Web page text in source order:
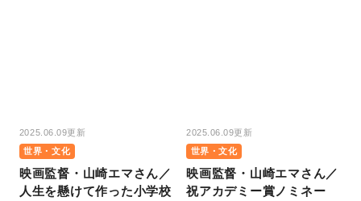
2025.06.09更新
世界・文化
映画監督・山崎エマさん／
人生を懸けて作った小学校
2025.06.09更新
世界・文化
映画監督・山崎エマさん／
祝アカデミー賞ノミネー